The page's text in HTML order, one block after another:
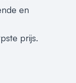
en
prijs.